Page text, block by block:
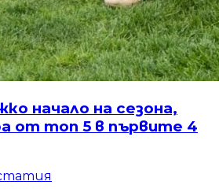
начало на сезона,
от топ 5 в първите 4